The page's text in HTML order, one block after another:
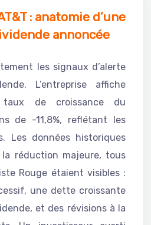
: anatomie d’une
annoncée
les signaux d’alerte
L’entreprise affiche
taux de croissance du
de -11,8%, reflétant les
Les données historiques
réduction majeure, tous
Rouge étaient visibles :
une dette croissante
et des révisions à la